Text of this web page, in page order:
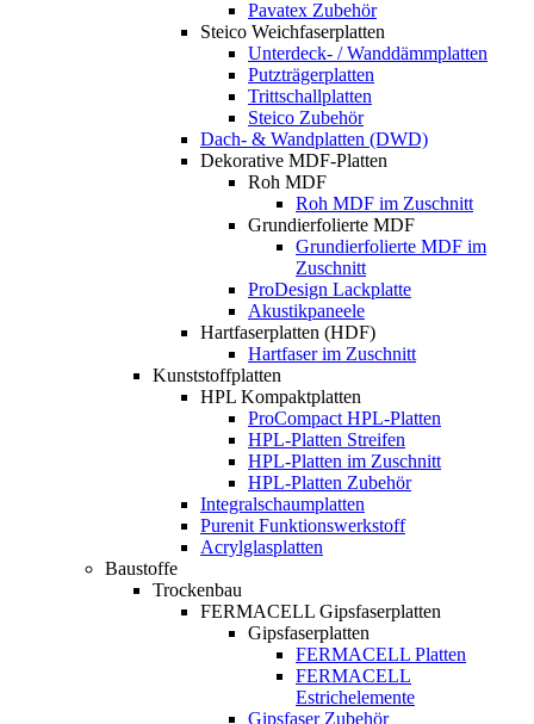
Pavatex Zubehör
Steico Weichfaserplatten
Unterdeck- / Wanddämmplatten
Putzträgerplatten
Trittschallplatten
Steico Zubehör
Dach- & Wandplatten (DWD)
Dekorative MDF-Platten
Roh MDF
Roh MDF im Zuschnitt
Grundierfolierte MDF
Grundierfolierte MDF im
Zuschnitt
ProDesign Lackplatte
Akustikpaneele
Hartfaserplatten (HDF)
Hartfaser im Zuschnitt
Kunststoffplatten
HPL Kompaktplatten
ProCompact HPL-Platten
HPL-Platten Streifen
HPL-Platten im Zuschnitt
HPL-Platten Zubehör
Integralschaumplatten
Purenit Funktionswerkstoff
Acrylglasplatten
Baustoffe
Trockenbau
FERMACELL Gipsfaserplatten
Gipsfaserplatten
FERMACELL Platten
FERMACELL
Estrichelemente
Gipsfaser Zubehör